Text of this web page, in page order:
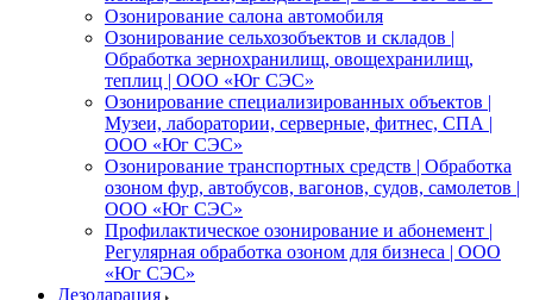
Озонирование салона автомобиля
Озонирование сельхозобъектов и складов |
Обработка зернохранилищ, овощехранилищ,
теплиц | ООО «Юг СЭС»
Озонирование специализированных объектов |
Музеи, лаборатории, серверные, фитнес, СПА |
ООО «Юг СЭС»
Озонирование транспортных средств | Обработка
озоном фур, автобусов, вагонов, судов, самолетов |
ООО «Юг СЭС»
Профилактическое озонирование и абонемент |
Регулярная обработка озоном для бизнеса | ООО
«Юг СЭС»
Дезодарация